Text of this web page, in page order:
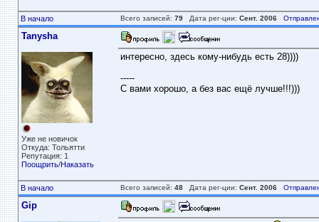
В начало Всего записей: 79Дата рег-ции: Сент. 2006
Tanysha
Уже не новичок
Откуда: Тольятти
Репутация: 1
Поощрить/Наказать
интересно, здесь кому-нибудь есть 28))))
-----
С вами хорошо, а без вас ещё лучше!!!)))
В начало Всего записей: 48Дата рег-ции: Сент. 2006
Gip